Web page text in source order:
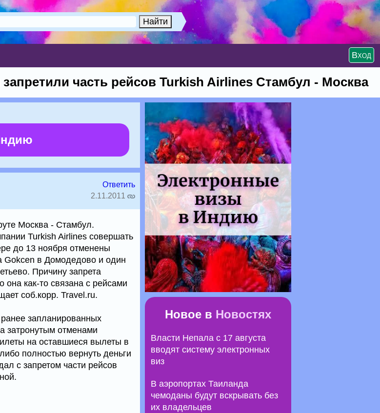
Вход
запретили часть рейсов Turkish Airlines Стамбул - Москва
Ответить
2.11.2011
Москва - Стамбул.
Turkish Airlines совершать
до 13 ноября отменены
Gokcen в Домодедово и один
Причину запрета
она как-то связана с рейсами
соб.корр. Travel.ru.
запланированных
затронутым отменами
на оставшиеся вылеты в
полностью вернуть деньги
с запретом части рейсов
Новое в Новостях
Власти Непала с 17 августа
вводят систему электронных
виз
В аэропортах Таиланда
чемоданы будут вскрывать без
их владельцев